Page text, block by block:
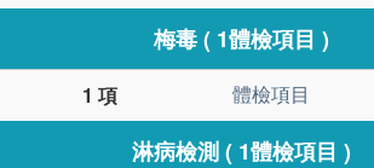
梅毒 ( 1體檢項目 )
體檢項目
淋病檢測 ( 1體檢項目 )
1 項